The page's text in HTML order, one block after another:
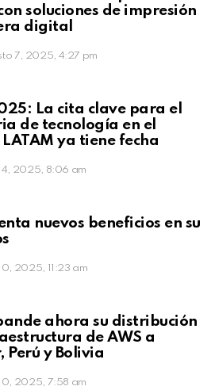
soluciones de impresión
digital
7, 2025, 4:27 pm
La cita clave para el
de tecnología en el
ya tiene fecha
2025, 8:06 am
nuevos beneficios en su
2025, 11:23 am
ahora su distribución
de AWS a
Perú y Bolivia
2025, 7:58 am